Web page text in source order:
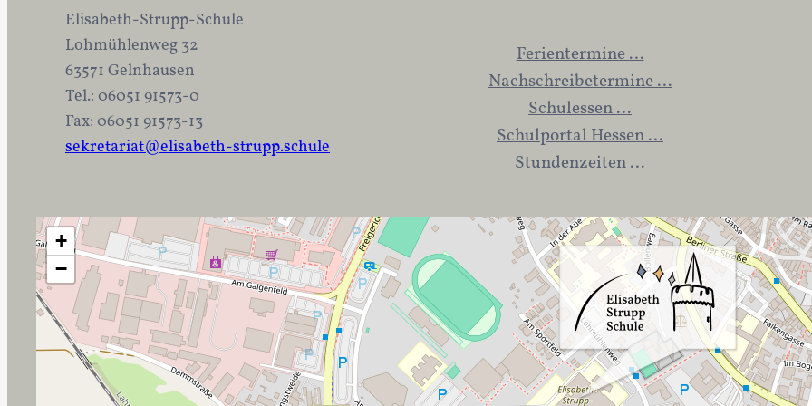
Elisabeth-Strupp-Schule
Lohmühlenweg 32
63571 Gelnhausen
Tel.: 06051 91573-0
Fax: 06051 91573-13
sekretariat@elisabeth-strupp.schule
Ferientermine …
Nachschreibetermine …
Schulessen …
Schulportal Hessen …
Stundenzeiten …
+
−